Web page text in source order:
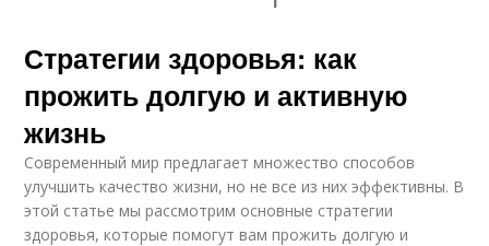
Стратегии здоровья: как
прожить долгую и активную
жизнь
Современный мир предлагает множество способов
улучшить качество жизни, но не все из них эффективны. В
этой статье мы рассмотрим основные стратегии
здоровья, которые помогут вам прожить долгую и